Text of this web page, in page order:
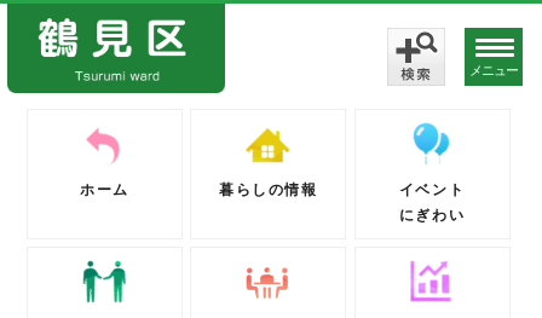
メニュー
ホーム 暮らしの情報
イベント
にぎわい